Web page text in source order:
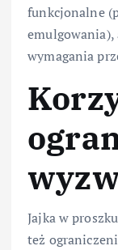
funkcjonalne
emulgowania),
wymagania
Jajka w
też